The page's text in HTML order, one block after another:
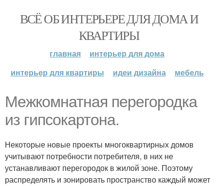
ВСЁ ОБ ИНТЕРЬЕРЕ ДЛЯ ДОМА И
КВАРТИРЫ
главная
интерьер для дома
интерьер для квартиры
идеи дизайна мебель
Межкомнатная перегородка
из гипсокартона.
Некоторые новые проекты многоквартирных домов
учитывают потребности потребителя, в них не
устанавливают перегородок в жилой зоне. Поэтому
распределять и зонировать пространство каждый может